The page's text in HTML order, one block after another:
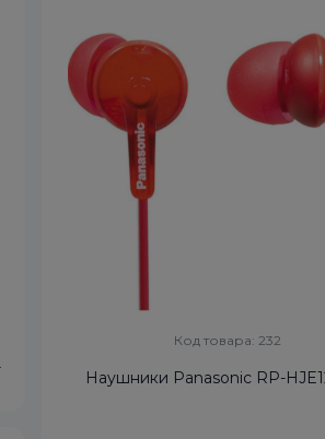
Код товара: 232
Наушники Panasonic RP-